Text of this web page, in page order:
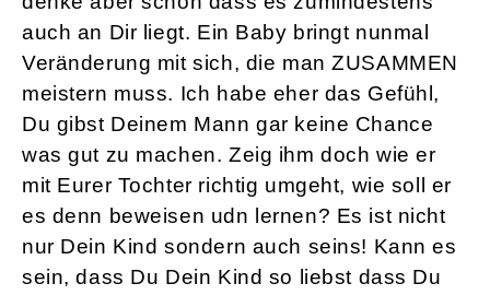
auch an Dir liegt. Ein Baby bringt nunmal
Veränderung mit sich, die man ZUSAMMEN
meistern muss. Ich habe eher das Gefühl,
Du gibst Deinem Mann gar keine Chance
was gut zu machen. Zeig ihm doch wie er
mit Eurer Tochter richtig umgeht, wie soll er
es denn beweisen udn lernen? Es ist nicht
nur Dein Kind sondern auch seins! Kann es
sein, dass Du Dein Kind so liebst dass Du